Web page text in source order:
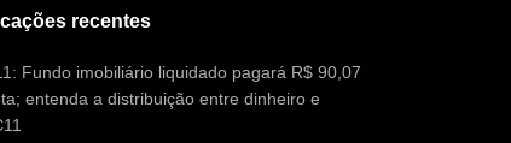
recentes
Fundo imobiliário liquidado pagará R$ 90,07
entenda a distribuição entre dinheiro e